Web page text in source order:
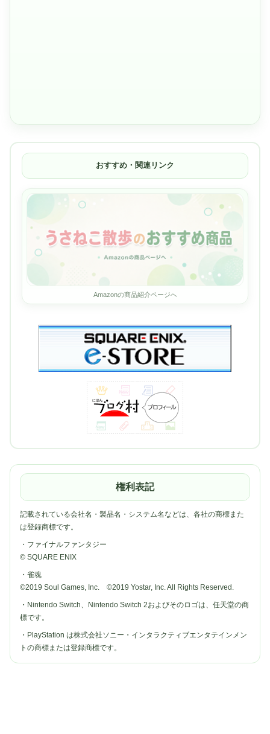
おすすめ・関連リンク
Amazonの商品紹介ページへ
権利表記
記載されている会社名・製品名・システム名などは、各社の商標また
は登録商標です。
・ファイナルファンタジー
© SQUARE ENIX
・雀魂
©2019 Soul Games, Inc. ©2019 Yostar, Inc. All Rights Reserved.
・Nintendo Switch、Nintendo Switch 2およびそのロゴは、任天堂の商
標です。
・PlayStation は株式会社ソニー・インタラクティブエンタテインメン
トの商標または登録商標です。